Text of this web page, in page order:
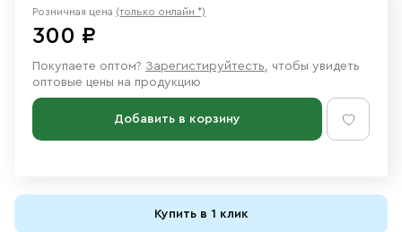
Розничная цена (только онлайн *)
300 ₽
Покупаете оптом? Зарегистируйтесть, чтобы увидеть
оптовые цены на продукцию
Добавить в корзину
Купить в 1 клик